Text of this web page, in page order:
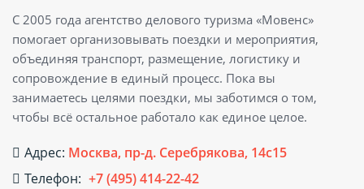
С 2005 года агентство делового туризма «Мовенс»
помогает организовывать поездки и мероприятия,
объединяя транспорт, размещение, логистику и
сопровождение в единый процесс. Пока вы
занимаетесь целями поездки, мы заботимся о том,
чтобы всё остальное работало как единое целое.
Адрес: Москва, пр-д. Серебрякова, 14с15
Телефон: +7 (495) 414-22-42